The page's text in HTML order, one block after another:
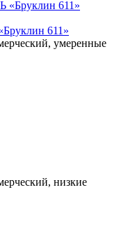
611»
умеренные
низкие